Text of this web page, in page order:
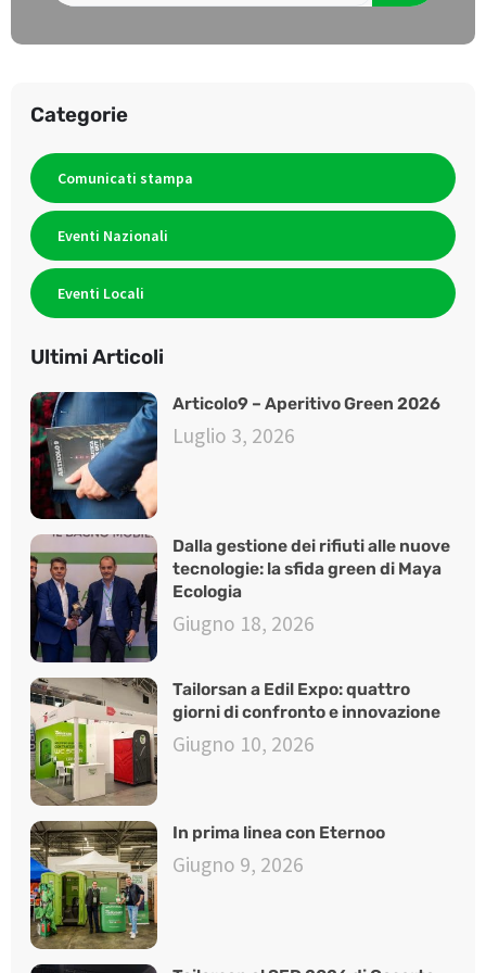
Categorie
Comunicati stampa
Eventi Nazionali
Eventi Locali
Ultimi Articoli
Articolo9 – Aperitivo Green 2026
Luglio 3, 2026
Dalla gestione dei rifiuti alle nuove
tecnologie: la sfida green di Maya
Ecologia
Giugno 18, 2026
Tailorsan a Edil Expo: quattro
giorni di confronto e innovazione
Giugno 10, 2026
In prima linea con Eternoo
Giugno 9, 2026